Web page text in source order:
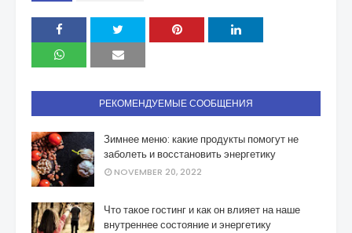
РЕКОМЕНДУЕМЫЕ СООБЩЕНИЯ
Зимнее меню: какие продукты помогут не
заболеть и восстановить энергетику
NOVEMBER 20, 2022
Что такое гостинг и как он влияет на наше
внутреннее состояние и энергетику